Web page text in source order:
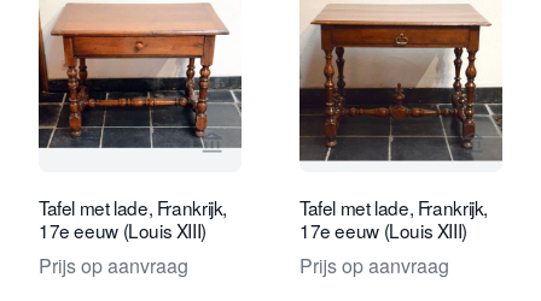
Bekijk verkoperspagina van J.M.
Tafel met lade, Frankrijk,
17e eeuw (Louis XIII)
Prijs op aanvraag
Bekijk
Tafel met lade, Frankrijk,
17e eeuw (Louis XIII)
Prijs op aanvraag